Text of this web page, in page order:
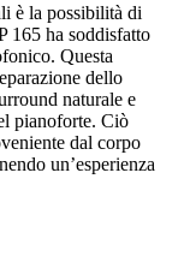
è la possibilità di
165 ha soddisfatto
Questa
dello
naturale e
pianoforte. Ciò
dal corpo
un’esperienza